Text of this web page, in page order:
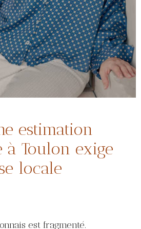
estimation
Toulon exige
locale
est fragmenté.